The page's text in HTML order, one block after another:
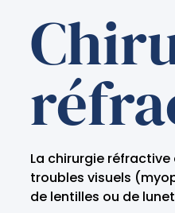
La chirurgie
troubles visuels
de lentilles ou de